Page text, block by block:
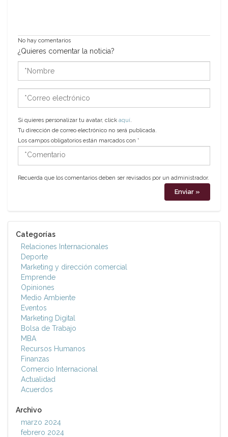
No hay comentarios
¿Quieres comentar la noticia?
electrónico
Si quieres personalizar tu avatar, click aquí.
Tu dirección de correo electrónico no será publicada.
Los campos obligatorios están marcados con *
*Comentario
Recuerda que los comentarios deben ser revisados por un administrador.
Categorías
Relaciones Internacionales
Deporte
Marketing y dirección comercial
Emprende
Opiniones
Medio Ambiente
Eventos
Marketing Digital
Bolsa de Trabajo
MBA
Recursos Humanos
Finanzas
Comercio Internacional
Actualidad
Acuerdos
Archivo
marzo 2024
febrero 2024